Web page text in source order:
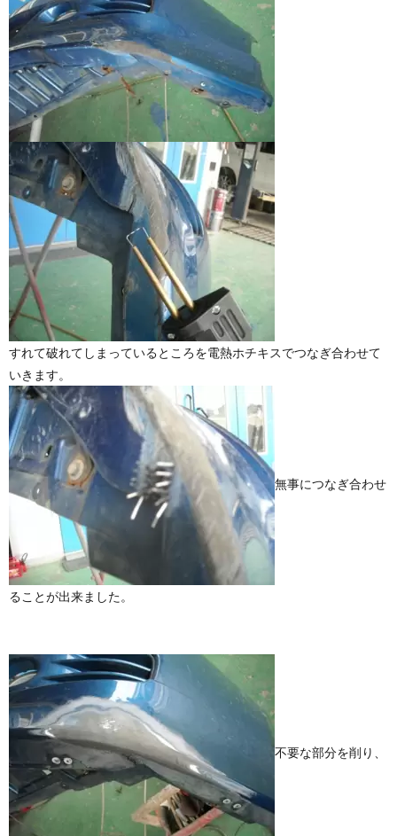
すれて破れてしまっているところを電熱ホチキスでつなぎ合わせて
いきます。
無事につなぎ合わせ
ることが出来ました。
不要な部分を削り、